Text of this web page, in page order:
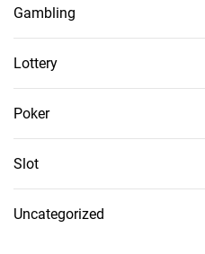
Gambling
Lottery
Poker
Slot
Uncategorized